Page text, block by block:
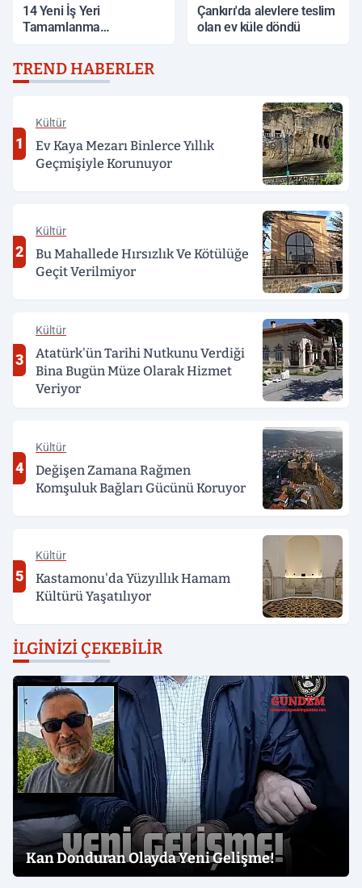
14 Yeni İş Yeri
Tamamlanma
Çankırı'da alevlere teslim
olan ev küle döndü
TREND HABERLER
1
Kültür
Ev Kaya Mezarı Binlerce Yıllık
Geçmişiyle Korunuyor
2
Kültür
Bu Mahallede Hırsızlık Ve Kötülüğe
Geçit Verilmiyor
3
Kültür
Atatürk'ün Tarihi Nutkunu Verdiği
Bina Bugün Müze Olarak Hizmet
Veriyor
4
Kültür
Değişen Zamana Rağmen
Komşuluk Bağları Gücünü Koruyor
5
Kültür
Kastamonu'da Yüzyıllık Hamam
Kültürü Yaşatılıyor
İLGINIZI ÇEKEBILIR
Kan Donduran Olayda Yeni Gelişme!